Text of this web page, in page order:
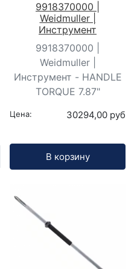
9918370000 |
Weidmuller |
Инструмент
9918370000 |
Weidmuller |
Инструмент - HANDLE
TORQUE 7.87"
Цена: 30294,00 руб
В корзину